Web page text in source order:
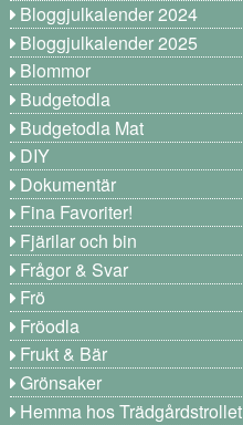
Bloggjulkalender 2024
Bloggjulkalender 2025
Blommor
Budgetodla
Budgetodla Mat
DIY
Dokumentär
Fina Favoriter!
Fjärilar och bin
Frågor & Svar
Frö
Fröodla
Frukt & Bär
Grönsaker
Hemma hos Trädgårdstrollet